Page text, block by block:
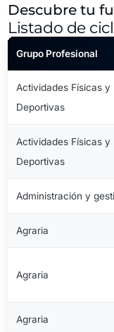
Descubre tu
Listado de
Grupo Profesional
Actividades Físicas y
Deportivas
Actividades Físicas y
Deportivas
Administración y
Agraria
Agraria
Agraria